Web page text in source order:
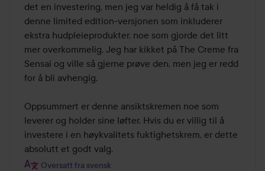
det en investering, men jeg var heldig å få tak i
denne limited edition-versjonen som inkluderer
ekstra hudpleieprodukter, noe som gjorde det litt
mer overkommelig. Jeg har kikket på The Creme fra
Sensai og ville så gjerne prøve den, men jeg er redd
for å bli avhengig.
Oppsummert er denne ansiktskremen noe som
leverer og holder sine løfter. Hvis du er villig til å
investere i en høykvalitets fuktighetskrem, er dette
absolutt et godt valg.
Oversatt fra svensk